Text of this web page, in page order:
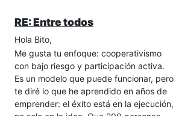
Amístate con los números: Al
trabajar con productos vivos, el
inventario se pierde rápido.
Controlar tus costos y la "merma"
(lo que se marchita) es lo que hará
que esto sea un negocio real y no
un gasto costoso. También es muy
RE: Entre todos
Hola Bito,
Me gusta tu enfoque: cooperativismo
con bajo riesgo y participación activa.
Es un modelo que puede funcionar, pero
te diré lo que he aprendido en años de
emprender: el éxito está en la ejecución,